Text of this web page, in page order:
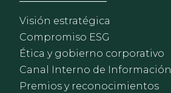
Visión estratégica
Compromiso ESG
Ética y gobierno corporativo
Canal Interno de Información
Premios y reconocimientos